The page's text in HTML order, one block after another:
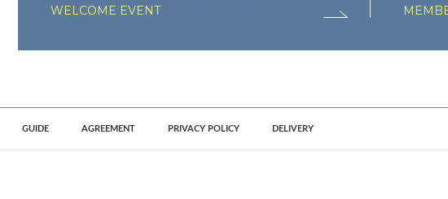
WELCOME EVENT
GUIDE AGREEMENT PRIVACY POLICY DELIVERY